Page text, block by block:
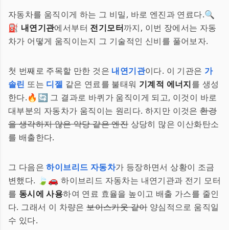
자동차를 움직이게 하는 그 비밀, 바로 엔진과 연료다.🔍
⛽ 내연기관에서부터 전기모터까지, 이번 장에서는 자동
차가 어떻게 움직이는지 그 기술적인 신비를 풀어보자.
첫 번째로 주목할 만한 것은 내연기관이다. 이 기관은 가
솔린 또는 디젤 같은 연료를 불태워 기계적 에너지를 생성
한다.🔥🔄 그 결과로 바퀴가 움직이게 되고, 이것이 바로
대부분의 자동차가 움직이는 원리다. 하지만 이것은환경
을 생각하지 않은 악당 같은 엔진상당히 많은 이산화탄소
를 배출한다.
그 다음은하이브리드 자동차가 등장하면서 상황이 조금
변했다. 🍃🚗 하이브리드 자동차는 내연기관과 전기 모터
를 동시에 사용하여 연료 효율을 높이고 배출 가스를 줄인
다. 그래서 이 차량은보이스카웃 같이양심적으로 움직일
수 있다.